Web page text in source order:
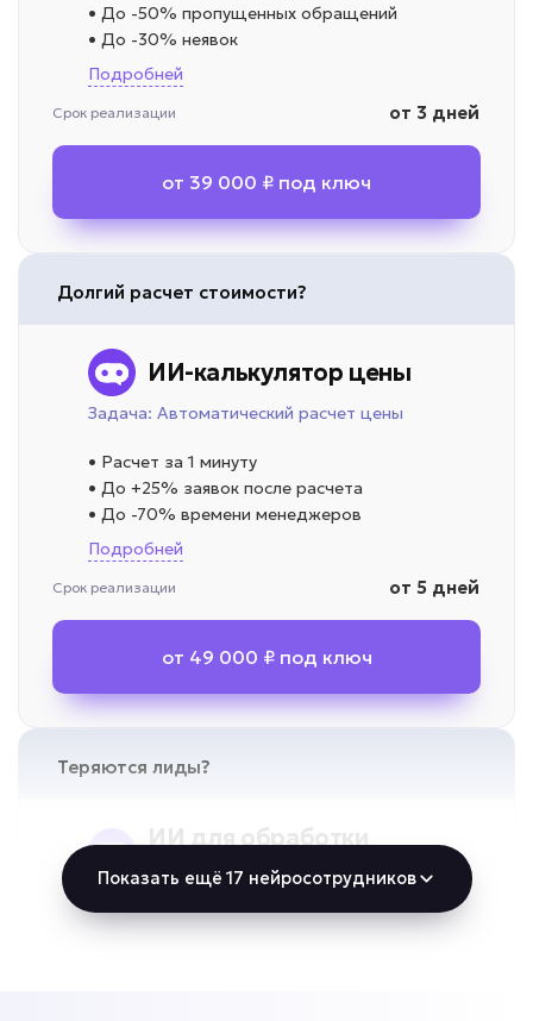
• До -50% пропущенных обращений
• До -30% неявок
Подробней
Срок реализации от 3 дней
от 39 000 ₽ под ключ
Долгий расчет стоимости?
ИИ-калькулятор цены
Задача: Автоматический расчет цены
• Расчет за 1 минуту
• До +25% заявок после расчета
• До -70% времени менеджеров
Подробней
Срок реализации от 5 дней
от 49 000 ₽ под ключ
Теряются лиды?
ИИ для обработки
заявок
Показать ещё 17 нейросотрудников